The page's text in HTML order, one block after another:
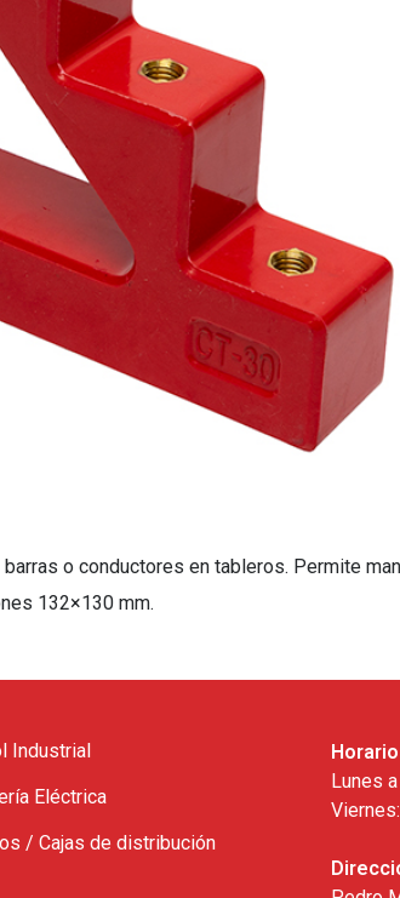
o conductores en tableros. Permite
132×130 mm.
Industrial
Eléctrica
/ Cajas de distribución
Lunes